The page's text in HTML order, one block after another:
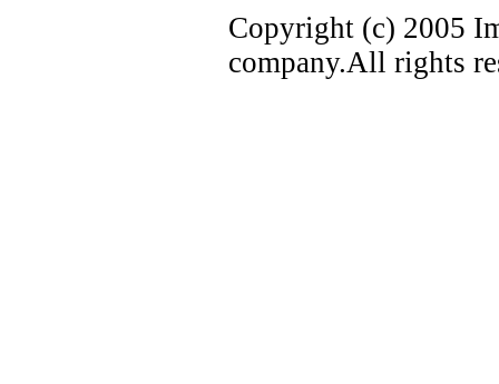
Copyright (c) 2005
company.All rights